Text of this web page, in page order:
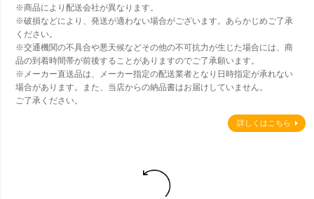
※商品により配送会社が異なります。
※破損などにより、発送が適わない場合がございます。あらかじめご了承
ください。
※交通機関の不具合や悪天候などその他の不可抗力が生じた場合には、商
品の到着時間帯が前後することがありますのでご了承願います。
※メーカー直送品は、メーカー指定の配送業者となり日時指定が承れない
場合があります。また、当店からの納品書はお届けしていません。
ご了承ください。
詳しくはこちら